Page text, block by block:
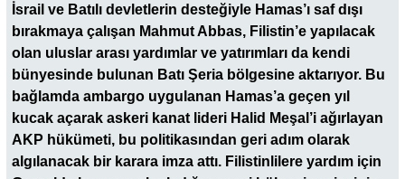
İsrail ve Batılı devletlerin desteğiyle Hamas’ı saf dışı
bırakmaya çalışan Mahmut Abbas, Filistin’e yapılacak
olan uluslar arası yardımlar ve yatırımları da kendi
bünyesinde bulunan Batı Şeria bölgesine aktarıyor. Bu
bağlamda ambargo uygulanan Hamas’a geçen yıl
kucak açarak askeri kanat lideri Halid Meşal’i ağırlayan
AKP hükümeti, bu politikasından geri adım olarak
algılanacak bir karara imza attı. Filistinlilere yardım için